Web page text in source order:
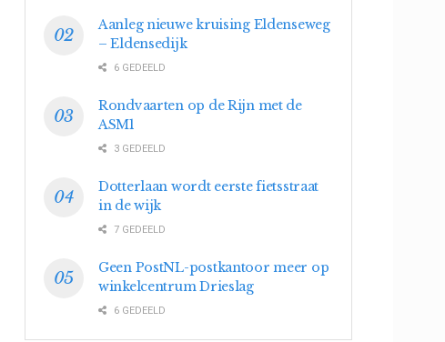
Aanleg nieuwe kruising Eldenseweg
– Eldensedijk
6 GEDEELD
Rondvaarten op de Rijn met de
ASM1
3 GEDEELD
Dotterlaan wordt eerste fietsstraat
in de wijk
7 GEDEELD
Geen PostNL-postkantoor meer op
winkelcentrum Drieslag
6 GEDEELD